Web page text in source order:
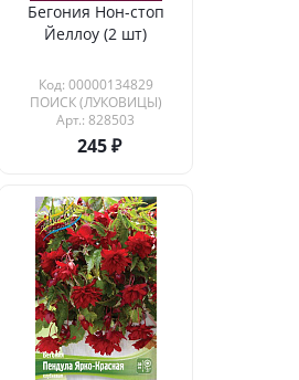
Бегония Нон-стоп
Йеллоу (2 шт)
Код: 00000134829
ПОИСК (ЛУКОВИЦЫ)
Арт.: 828503
245